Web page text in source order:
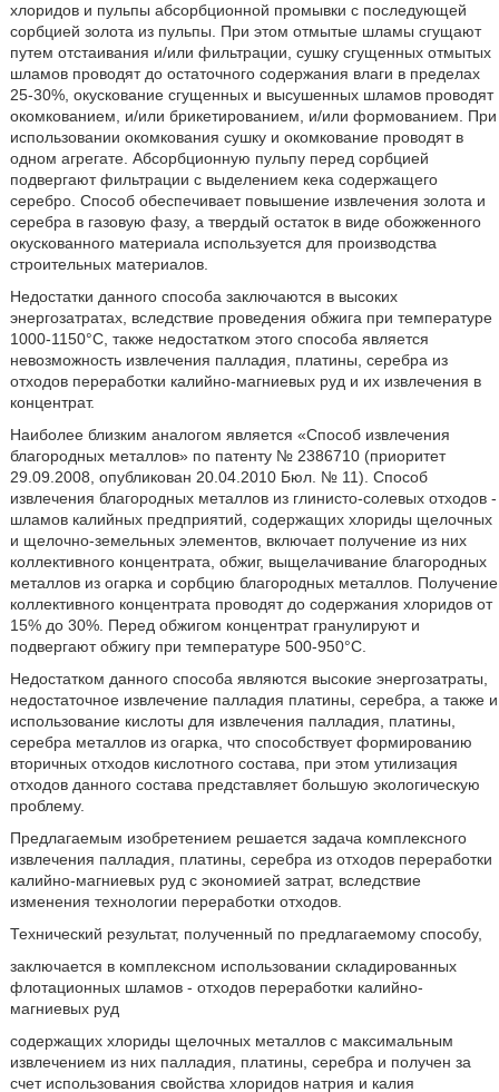
хлоридов и пульпы абсорбционной промывки с последующей
сорбцией золота из пульпы. При этом отмытые шламы сгущают
путем отстаивания и/или фильтрации, сушку сгущенных отмытых
шламов проводят до остаточного содержания влаги в пределах
25-30%, окускование сгущенных и высушенных шламов проводят
окомкованием, и/или брикетированием, и/или формованием. При
использовании окомкования сушку и окомкование проводят в
одном агрегате. Абсорбционную пульпу перед сорбцией
подвергают фильтрации с выделением кека содержащего
серебро. Способ обеспечивает повышение извлечения золота и
серебра в газовую фазу, а твердый остаток в виде обожженного
окускованного материала используется для производства
строительных материалов.
Недостатки данного способа заключаются в высоких
энергозатратах, вследствие проведения обжига при температуре
1000-1150°С, также недостатком этого способа является
невозможность извлечения палладия, платины, серебра из
отходов переработки калийно-магниевых руд и их извлечения в
концентрат.
Наиболее близким аналогом является «Способ извлечения
благородных металлов» по патенту № 2386710 (приоритет
29.09.2008, опубликован 20.04.2010 Бюл. № 11). Способ
извлечения благородных металлов из глинисто-солевых отходов -
шламов калийных предприятий, содержащих хлориды щелочных
и щелочно-земельных элементов, включает получение из них
коллективного концентрата, обжиг, выщелачивание благородных
металлов из огарка и сорбцию благородных металлов. Получение
коллективного концентрата проводят до содержания хлоридов от
15% до 30%. Перед обжигом концентрат гранулируют и
подвергают обжигу при температуре 500-950°С.
Недостатком данного способа являются высокие энергозатраты,
недостаточное извлечение палладия платины, серебра, а также и
использование кислоты для извлечения палладия, платины,
серебра металлов из огарка, что способствует формированию
вторичных отходов кислотного состава, при этом утилизация
отходов данного состава представляет большую экологическую
проблему.
Предлагаемым изобретением решается задача комплексного
извлечения палладия, платины, серебра из отходов переработки
калийно-магниевых руд с экономией затрат, вследствие
изменения технологии переработки отходов.
Технический результат, полученный по предлагаемому способу,
заключается в комплексном использовании складированных
флотационных шламов - отходов переработки калийно-
магниевых руд
содержащих хлориды щелочных металлов с максимальным
извлечением из них палладия, платины, серебра и получен за
счет использования свойства хлоридов натрия и калия